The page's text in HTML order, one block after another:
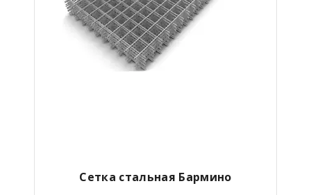
Сетка стальная Бармино